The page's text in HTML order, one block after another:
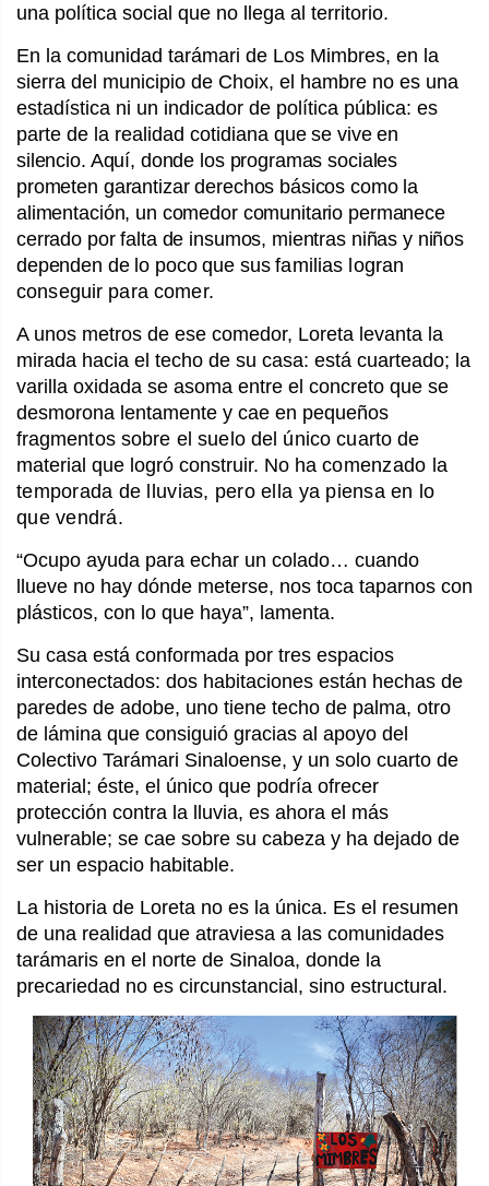
una política social que no llega al territorio.
En la comunidad tarámari de Los Mimbres, en la
sierra del municipio de Choix, el hambre no es una
estadística ni un indicador de política pública: es
parte de la realidad cotidiana que se vive en
silencio. Aquí, donde los programas sociales
prometen garantizar derechos básicos como la
alimentación, un comedor comunitario permanece
cerrado por falta de insumos, mientras niñas y niños
dependen de lo poco que susfamilias logran
conseguir para comer.
A unos metros de ese comedor, Loreta levanta la
mirada hacia el techo de su casa: está cuarteado; la
varilla oxidada se asoma entre el concreto que se
desmorona lentamente y cae en pequeños
fragmentos sobre el suelo del único cuartode
material que logró construir. No ha comenzado la
temporada de lluvias, pero ella ya piensa en lo
que vendrá.
“Ocupo ayuda para echar un colado… cuando
llueve no hay dónde meterse, nos toca taparnos con
plásticos, con lo que haya”, lamenta.
Su casa está conformada por tres espacios
interconectados: dos habitaciones están hechas de
paredes de adobe, uno tiene techo de palma, otro
de lámina que consiguió gracias al apoyo del
Colectivo Tarámari Sinaloense, y un solo cuarto de
material; éste, el único que podría ofrecer
protección contra la lluvia, es ahora el más
vulnerable; se cae sobre su cabeza y ha dejado de
ser un espacio habitable.
La historia de Loreta no es la única. Es el resumen
de una realidad que atraviesa a las comunidades
tarámaris en el norte de Sinaloa, donde la
precariedad no es circunstancial, sino estructural.